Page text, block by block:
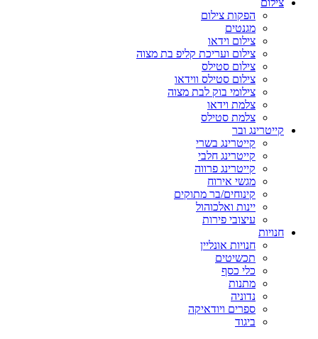
צילום
הפקות צילום
מגנטים
צילום וידאו
צילום ועריכת קליפ בת מצוה
צילום סטילס
צילום סטילס ווידאו
צילומי בוק לבת מצוה
צלמת וידאו
צלמת סטילס
קייטרינג ובר
קייטרינג בשרי
קייטרינג חלבי
קייטרינג פרווה
מגשי אירוח
קינוחים/בר מתוקים
יינות ואלכוהול
עיצובי פירות
חנויות
חנויות אונליין
תכשיטים
כלי כסף
מתנות
נדוניה
ספרים ויודאיקה
ביגוד